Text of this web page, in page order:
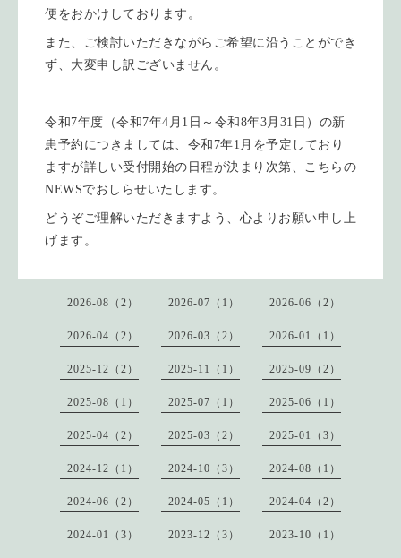
便をおかけしております。
また、ご検討いただきながらご希望に沿うことができ
ず、大変申し訳ございません。
令和7年度（令和7年4月1日～令和8年3月31日）の新
患予約につきましては、令和7年1月を予定しており
ますが詳しい受付開始の日程が決まり次第、こちらの
NEWSでおしらせいたします。
どうぞご理解いただきますよう、心よりお願い申し上
げます。
2026-08（2） 2026-07（1） 2026-06（2）
2026-04（2） 2026-03（2） 2026-01（1）
2025-12（2） 2025-11（1） 2025-09（2）
2025-08（1） 2025-07（1） 2025-06（1）
2025-04（2） 2025-03（2） 2025-01（3）
2024-12（1） 2024-10（3） 2024-08（1）
2024-06（2） 2024-05（1） 2024-04（2）
2024-01（3） 2023-12（3） 2023-10（1）